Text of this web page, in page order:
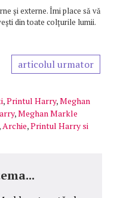
și externe. Îmi place să vă
din toate colțurile lumii.
articolul urmator
,Printul Harry,Meghan
,Meghan Markle
,Archie,Printul Harry si